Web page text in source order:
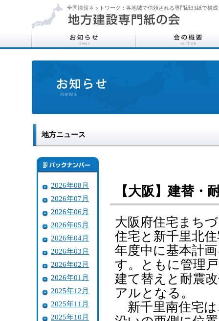
全国情報ネットワーク：各地域で信頼される専門紙33紙で構成
地方ニュース
2026年08月
2026年07月
2026年06月
2026年05月
2026年04月
2026年03月
2026年02月
2026年01月
2025年12月
2025年11月
2025年10月
【大阪】建替・
大阪府住宅まち
住宅と新千里北
年度中に基本計
す。ともに管理
建て替えと耐震
アルとなる。
新千里南住宅は